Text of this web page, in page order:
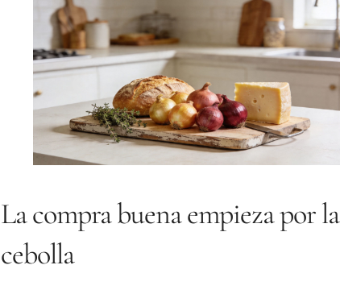
La compra buena empieza por la
cebolla